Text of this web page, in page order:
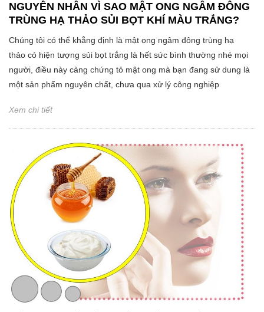
NGUYÊN NHÂN VÌ SAO MẬT ONG NGÂM ĐÔNG
TRÙNG HẠ THẢO SỦI BỌT KHÍ MÀU TRẮNG?
Chúng tôi có thể khẳng định là mật ong ngâm đông trùng hạ
thảo có hiện tượng sủi bọt trắng là hết sức bình thường nhé mọi
người, điều này càng chứng tỏ mật ong mà bạn đang sử dung là
một sản phẩm nguyên chất, chưa qua xử lý công nghiệp
Xem chi tiết